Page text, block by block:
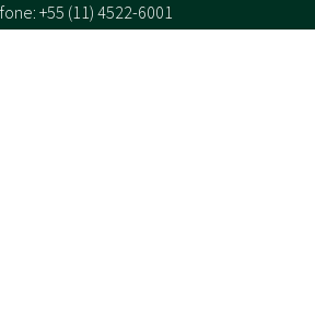
+55 (11) 4522-6001